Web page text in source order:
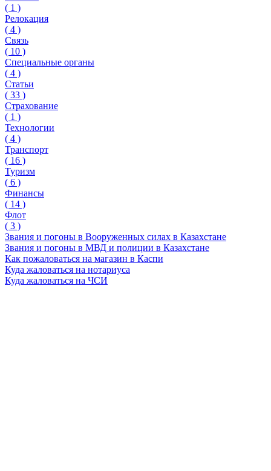
( 1 )
Релокация
( 4 )
Связь
( 10 )
Специальные органы
( 4 )
Статьи
( 33 )
Страхование
( 1 )
Технологии
( 4 )
Транспорт
( 16 )
Туризм
( 6 )
Финансы
( 14 )
Флот
( 3 )
Звания и погоны в Вооруженных силах в Казахстане
Звания и погоны в МВД и полиции в Казахстане
Как пожаловаться на магазин в Каспи
Куда жаловаться на нотариуса
Куда жаловаться на ЧСИ